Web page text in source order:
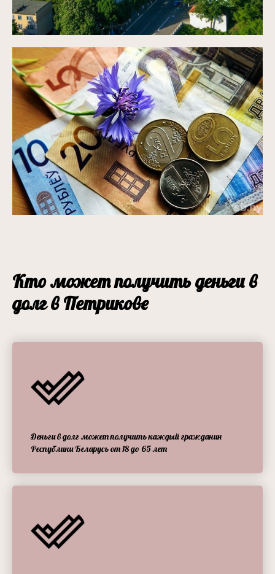
Кто может получить деньги в
долг в Петрикове
Деньги в долг может получить каждый гражданин
Республики Беларусь от 18 до 65 лет